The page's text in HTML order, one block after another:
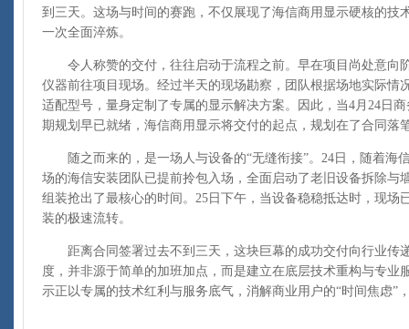
到三天。这场与时间的赛跑，不仅展现了海信商用显示硬核的技
一次全面淬炼。
令人称赞的交付，往往启动于流程之前。早在项目尚处意向
仪器前往项目现场。经过半天的现场勘察，团队根据场地实际情
适配型号，量身定制了专属的显示解决方案。因此，当4月24日
期规划早已就绪，海信商用显示将交付的起点，规划在了合同落
随之而来的，是一场人与设备的“无缝衔接”。24日，随着海
场的海信安装团队已提前拎包入场，全面启动了老旧设备拆除与
组装抢出了最核心的时间。25日下午，当设备稳稳抵达时，现场
装的极速流转。
距离合同签署过去不到三天，这块巨幕的成功交付向行业传
度，并非源于简单的加班加点，而是建立在底层技术重构与专业
示正以专属的技术红利与服务底气，消解商业用户的“时间焦虑”